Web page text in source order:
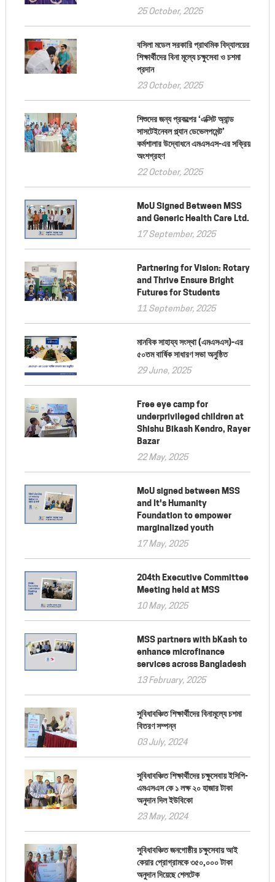
25 October, 2025
বসিলা মডেল সরকারি প্রাথমিক বিদ্যালয়ের
শিক্ষার্থীদের বিনা মূল্যে চক্ষুসেবা ও চশমা
প্রদান
23 October, 2025
শিশুদের জন্য প্রকল্পের ‘এক্সিট অ্যান্ড
সাসটেইনেবল প্ল্যান ডেভেলপমেন্ট’
কর্মশালার উদ্বোধনে এমএসএস-এর সক্রিয়
অংশগ্রহণ
22 October, 2025
MoU Signed Between MSS
and Generic Health Care Ltd.
17 September, 2025
Partnering for Vision: Rotary
and Thrive Ensure Bright
Futures for Students
11 September, 2025
মানবিক সাহায্য সংস্থা (এমএসএস)-এর
৫০তম বার্ষিক সাধারণ সভা অনুষ্ঠিত
29 June, 2025
Free eye camp for
underprivileged children at
Shishu Bikash Kendro, Rayer
Bazar
22 May, 2025
MoU signed between MSS
and It's Humanity
Foundation to empower
marginalized youth
17 May, 2025
204th Executive Committee
Meeting held at MSS
10 May, 2025
MSS partners with bKash to
enhance microfinance
services across Bangladesh
13 February, 2025
সুবিধাবঞ্চিত শিক্ষার্থীদের বিনামূল্যে চশমা
বিতরণ সম্পন্ন
03 July, 2024
সুবিধাবঞ্চিত শিক্ষার্থীদের চক্ষুসেবায় ইসিপি-
এমএসএস কে ১ লক্ষ ২০ হাজার টাকা
অনুদান দিল ইউবিকো
23 May, 2024
সুবিধাবঞ্চিত জনগোষ্ঠীর চক্ষুসেবায় আই
কেয়ার প্রোগ্রামকে ৩৫০,০০০ টাকা
অনুদান দিয়েছে শেলটেক